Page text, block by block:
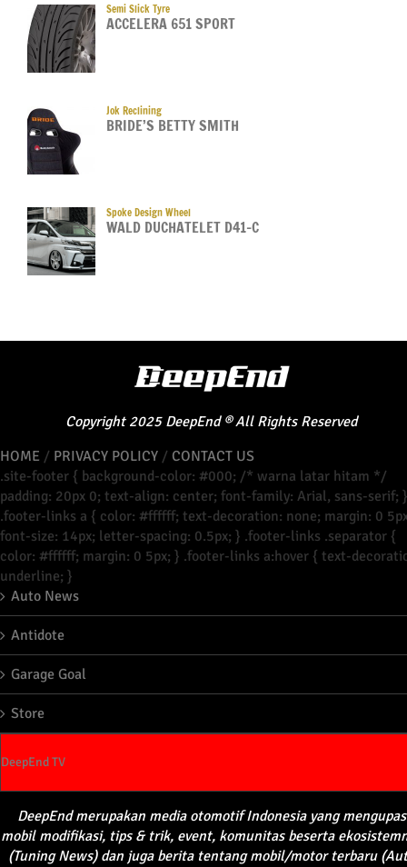
Semi Slick Tyre
ACCELERA 651 SPORT
Jok Reclining
BRIDE’S BETTY SMITH
Spoke Design Wheel
WALD DUCHATELET D41-C
Copyright 2025 DeepEnd®All Rights Reserved
HOME / PRIVACY POLICY / CONTACT US
.site-footer { background-color: #000; /* warna latar hitam */
padding: 20px 0; text-align: center; font-family: Arial, sans-serif; }
.footer-links a { color: #ffffff; text-decoration: none; margin: 0
font-size: 14px; letter-spacing: 0.5px; } .footer-links .separator {
color: #ffffff; margin: 0 5px; } .footer-links a:hover { text-
underline; }
Auto News
Antidote
Garage Goal
Store
DeepEnd TV
DeepEnd merupakanmedia otomotifIndonesia yangmengupas
mobil modifikasi, tips & trik, event, komunitas beserta
(Tuning News) dan juga berita tentang mobil/motor terbaru